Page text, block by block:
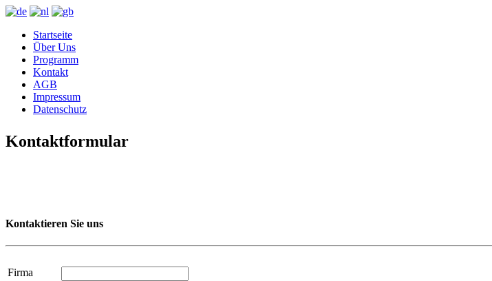
Startseite
Über Uns
Programm
Kontakt
AGB
Impressum
Datenschutz
Kontaktformular
Kontaktieren Sie uns
Firma